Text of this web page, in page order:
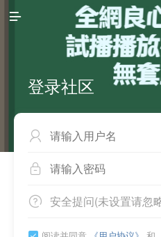

登录社区


 安全提问(未设置请忽